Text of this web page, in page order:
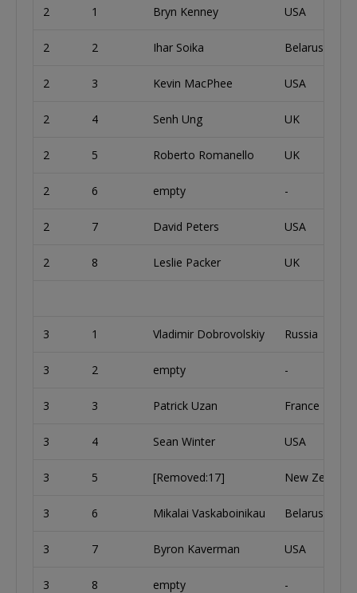
2 1 Bryn Kenney USA
2 2 Ihar Soika Belarus
2 3 Kevin MacPhee USA
2 4 Senh Ung UK
2 5 Roberto Romanello UK
2 6 empty -
2 7 David Peters USA
2 8 Leslie Packer UK
3 1 Vladimir Dobrovolskiy Russia
3 2 empty -
3 3 Patrick Uzan France
3 4 Sean Winter USA
3 5 [Removed:17] New Zealand
3 6 Mikalai Vaskaboinikau Belarus
3 7 Byron Kaverman USA
3 8 empty -